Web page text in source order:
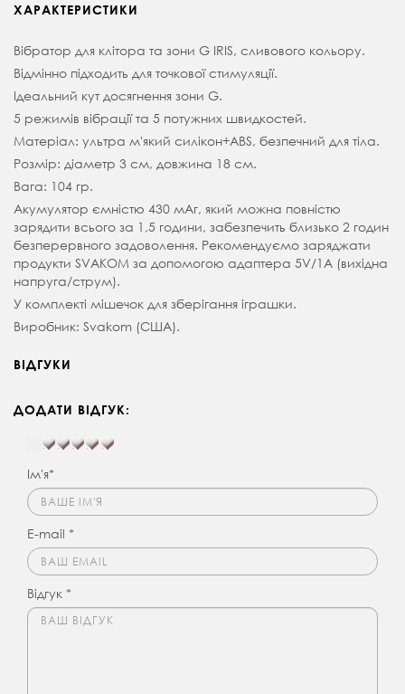
ХАРАКТЕРИСТИКИ
Вібратор для клітора та зони G IRIS, сливового кольору.
Відмінно підходить для точкової стимуляції.
Ідеальний кут досягнення зони G.
5 режимів вібрації та 5 потужних швидкостей.
Матеріал: ультра м'який силікон+ABS, безпечний для тіла.
Розмір: діаметр 3 см, довжина 18 см.
Вага: 104 гр.
Акумулятор ємністю 430 мАг, який можна повністю
зарядити всього за 1,5 години, забезпечить близько 2 годин
безперервного задоволення. Рекомендуємо заряджати
продукти SVAKOM за допомогою адаптера 5V/1A (вихідна
напруга/струм).
У комплекті мішечок для зберігання іграшки.
Виробник: Svakom (США).
ВІДГУКИ
ДОДАТИ ВІДГУК:
Ім'я*
E-mail *
Відгук *